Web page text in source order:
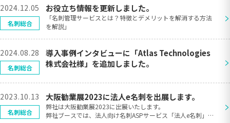
2024.12.05 お役立ち情報を更新しました。
「名刺管理サービスとは？特徴とデメリットを解消する方法
を解説」
>
名刺総合
2024.08.28
導入事例インタビューに「Atlas Technologies
株式会社様」を追加しました。
>
名刺総合
2023.10.13 大阪勧業展2023に法人e名刺を出展します。
弊社は大阪勧業展2023に出展いたします。
弊社ブースでは、法人向け名刺ASPサービス「法人e名刺」の
>
名刺総合